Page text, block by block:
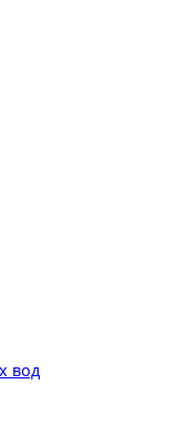
вод